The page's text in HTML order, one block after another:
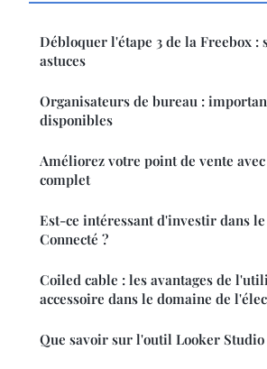
Débloquer l'étape 3 de la Freebox :
astuces
Organisateurs de bureau :
disponibles
Améliorez votre point de vente
complet
Est-ce intéressant d'investir dans
Connecté ?
Coiled cable : les avantages de
accessoire dans le domaine de
Que savoir sur l'outil Looker Studio